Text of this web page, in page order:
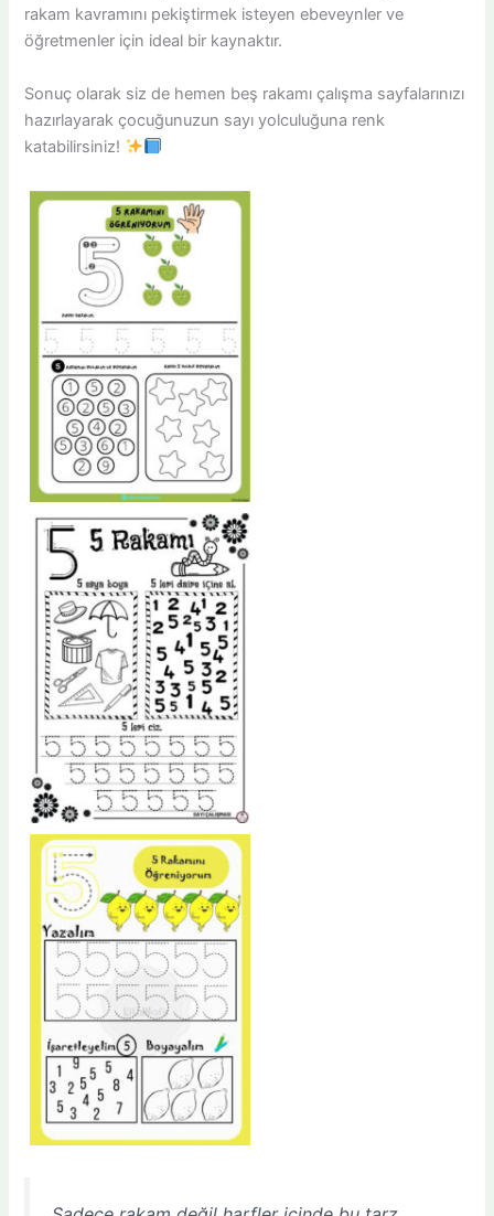
rakam kavramını pekiştirmek isteyen ebeveynler ve
öğretmenler için ideal bir kaynaktır.
Sonuç olarak siz de hemen beş rakamı çalışma sayfalarınızı
hazırlayarak çocuğunuzun sayı yolculuğuna renk
katabilirsiniz!